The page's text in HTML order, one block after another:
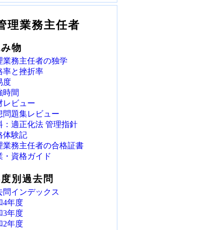
理業務主任者
物
業務主任者の独学
率と挫折率
度
時間
レビュー
問題集レビュー
：適正化法 管理指針
体験記
業務主任者の合格証書
・資格ガイド
別過去問
問インデックス
4年度
3年度
2年度